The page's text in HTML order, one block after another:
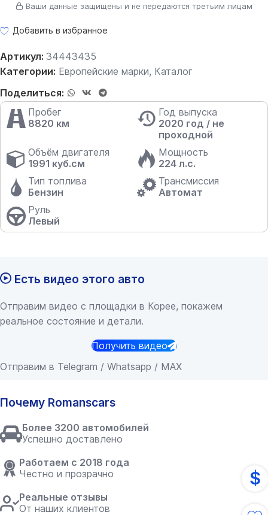
Ваши данные защищены и не передаются третьим лицам
Добавить в избранное
Артикул: 34443435
Категории: Европейские марки, Каталог
Поделиться:
Пробег
8820 км
Год выпуска
2020 год / не
проходной
Объём двигателя
1991 куб.см
Мощность
224 л.с.
Тип топлива
Бензин
Трансмиссия
Автомат
Руль
Левый
Есть видео этого авто
Отправим видео с площадки в Корее, покажем
реальное состояние и детали.
Получить видео
Отправим в Telegram / Whatsapp / MAX
Почему Romanscars
Более 3200 автомобилей
Успешно доставлено
Работаем с 2018 года
Честно и прозрачно
Реальные отзывы
От наших клиентов
$